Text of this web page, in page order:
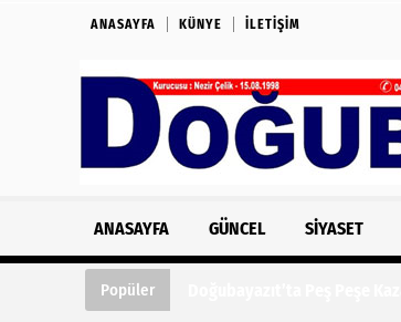
ANASAYFA KÜNYE İLETIŞIM
ANASAYFA GÜNCEL SIYASET
Popüler